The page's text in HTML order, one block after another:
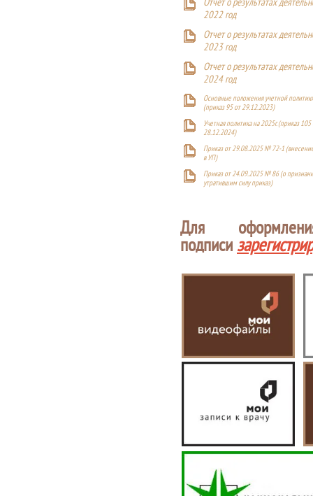
Отчет о результатах
2022 год
Отчет о результатах
2023 год
Отчет о результатах
2024 год
Основные положения учетной
(приказ 95 от 29.12.2023)
Учетная политика на 2025г. (приказ 105
28.12.2024)
Приказ от 29.08.2025 № 72-1
в УП)
Приказ от 24.09.2025 № 86 (о
утратившим силу приказ)
Для
подписи